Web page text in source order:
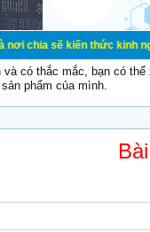
kiến thức kinh nghiệm
và có thắc mắc, bạn có
phẩm của mình.